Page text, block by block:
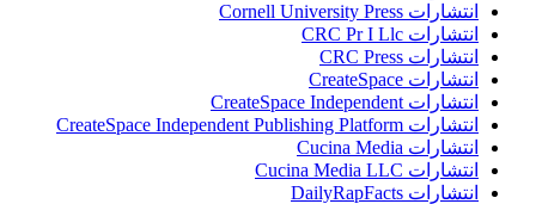
انتشارات Cornell University Press
انتشارات CRC Pr I Llc
انتشارات CRC Press
انتشارات CreateSpace
انتشارات CreateSpace Independent
انتشارات CreateSpace Independent Publishing Platform
انتشارات Cucina Media
انتشارات Cucina Media LLC
انتشارات DailyRapFacts